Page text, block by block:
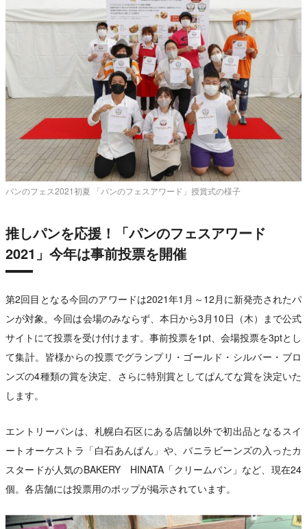
パンのフェス2021初夏 「パンのフェスアワード」授賞式の様子
推しパンを応援！「パンのフェスアワード
2021」今年は事前投票を開催
第2回目となる今回のアワードは2021年1月～12月に新発売されたパ
ンが対象。今回は会場のみならず、本日から3月10日（木）まで公式
サイトにて投票を受け付けます。事前投票を1pt、会場投票を3ptとし
て集計。皆様からの投票でグランプリ・ゴールド・シルバー・ブロ
ンズの4種類の賞を決定、さらに特別賞としてぱんてな賞を決定いた
します。
エントリーパンは、札幌白石区にある店舗以外で初出品となるスイ
ートオーケストラ「白石あんぱん」や、バニラビーンズの入ったカ
スタードが人気のBAKERY HINATA「クリームパン」など、現在24
個。各店舗には投票用のポップが掲示されています。